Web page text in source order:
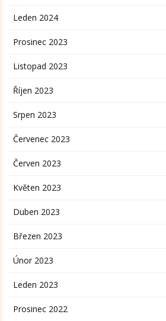
Leden 2024
Prosinec 2023
Listopad 2023
Říjen 2023
Srpen 2023
Červenec 2023
Červen 2023
Květen 2023
Duben 2023
Březen 2023
Únor 2023
Leden 2023
Prosinec 2022